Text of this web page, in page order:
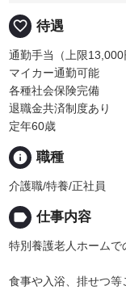
favorite_border 待遇
通勤手当（上限13,000
マイカー通勤可能
各種社会保険完備
退職金共済制度あり
定年60歳
info 職種
介護職/特養/正社員
label 仕事内容
特別養護老人ホームで
食事や入浴、排せつ